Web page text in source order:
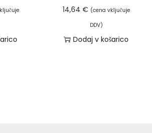
14,64 € (cena vključuje
DDV)
Dodaj v košarico